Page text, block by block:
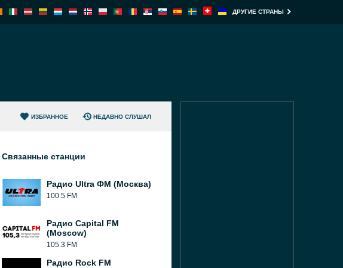
ДРУГИЕ СТРАНЫ
ИЗБРАННОЕ НЕДАВНО СЛУШАЛ
Связанные станции
Радио Ultra ФМ (Москва)
100.5 FM
Радио Capital FM
(Moscow)
105.3 FM
Радио Rock FM